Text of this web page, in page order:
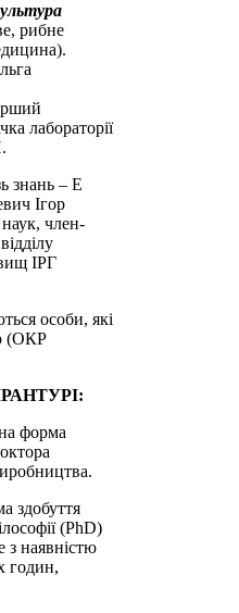
рибне
лабораторії
знань – Е
Ігор
член-
ІРГ
особи, які
(ОКР
форма
здобуття
(PhD)
з наявністю
годин,